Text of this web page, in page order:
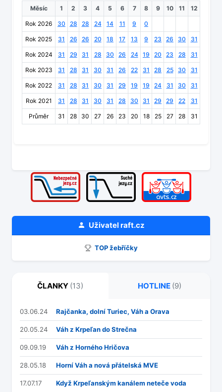
Měsíc 1 2 3 4 5 6 7 8 9 10 11 12
Rok 2026 30 28 28 24 14 11 9 0
Rok 2025 31 26 26 20 18 17 13 9 23 26 30 31
Rok 2024 31 29 31 28 30 26 24 19 20 23 28 31
Rok 2023 31 28 31 30 31 26 22 31 28 25 30 31
Rok 2022 31 28 31 30 31 29 19 19 24 31 30 31
Rok 2021 31 28 31 30 31 28 30 31 29 29 22 31
Průměr 31 28 30 27 26 23 20 18 25 27 28 31
Uživatelraft.cz
TOP žebříčky
ČLANKY (13) HOTLINE (9)
03.06.24 Rajčanka, dolní Turiec, Váh a Orava
20.05.24 Váh z Krpeľan do Strečna
09.09.19 Váh z Horného Hričova
28.05.18 Horní Váh a nová přátelská MVE
17.07.17 Když Krpeľanským kanálem neteče voda